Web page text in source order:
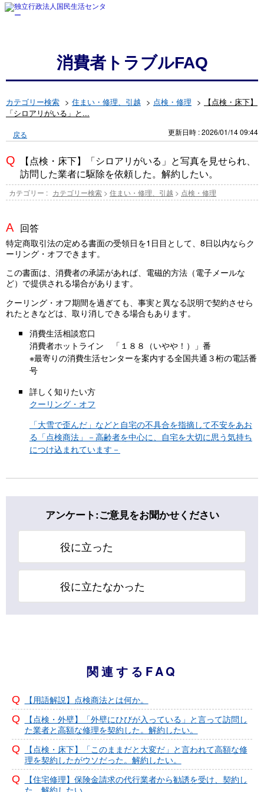
消費者トラブルFAQ
カテゴリー検索 > 住まい・修理、引越 > 点検・修理 >
【点検・床下】
「シロアリがいる」と...
戻る 更新日時 : 2026/01/14 09:44
【点検・床下】「シロアリがいる」と写真を見せられ、
訪問した業者に駆除を依頼した。解約したい。
カテゴリー : カテゴリー検索 > 住まい・修理、引越 > 点検・修理
回答
特定商取引法の定める書面の受領日を1日目として、8日以内ならク
ーリング・オフできます。
この書面は、消費者の承諾があれば、電磁的方法（電子メールな
ど）で提供される場合があります。
クーリング・オフ期間を過ぎても、事実と異なる説明で契約させら
れたときなどは、取り消しできる場合もあります。
消費生活相談窓口
消費者ホットライン 「１８８（いやや！）」番
※最寄りの消費生活センターを案内する全国共通３桁の電話番
号
詳しく知りたい方
クーリング・オフ
「大雪で歪んだ」などと自宅の不具合を指摘して不安をあお
る「点検商法」－高齢者を中心に、自宅を大切に思う気持ち
につけ込まれています－
アンケート:ご意見をお聞かせください
役に立った
役に立たなかった
関連するFAQ
【用語解説】点検商法とは何か。
【点検・外壁】「外壁にひびが入っている」と言って訪問し
た業者と高額な修理を契約した。解約したい。
【点検・床下】「このままだと大変だ」と言われて高額な修
理を契約したがウソだった。解約したい。
【住宅修理】保険金請求の代行業者から勧誘を受け、契約し